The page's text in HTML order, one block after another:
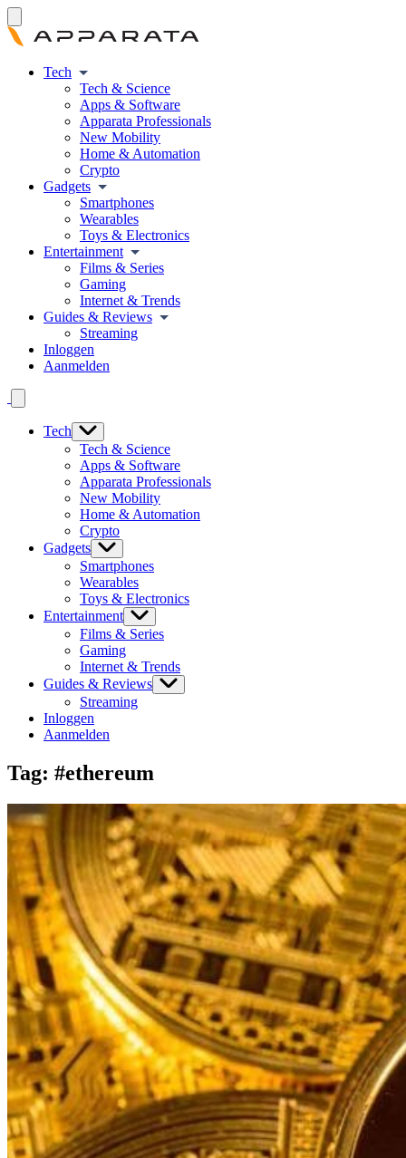
Tech
Tech & Science
Apps & Software
Apparata Professionals
New Mobility
Home & Automation
Crypto
Gadgets
Smartphones
Wearables
Toys & Electronics
Entertainment
Films & Series
Gaming
Internet & Trends
Guides & Reviews
Streaming
Inloggen
Aanmelden
Tech
Tech & Science
Apps & Software
Apparata Professionals
New Mobility
Home & Automation
Crypto
Gadgets
Smartphones
Wearables
Toys & Electronics
Entertainment
Films & Series
Gaming
Internet & Trends
Guides & Reviews
Streaming
Inloggen
Aanmelden
Tag: #ethereum